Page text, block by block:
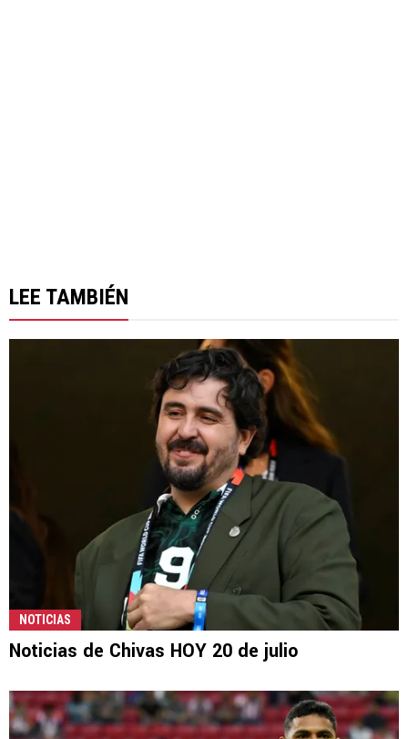
LEE TAMBIÉN
NOTICIAS
Noticias de Chivas HOY 20 de julio